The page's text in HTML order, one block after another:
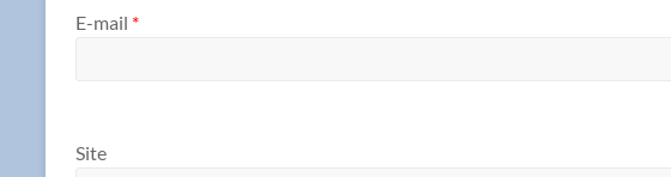
E-mail *
Site